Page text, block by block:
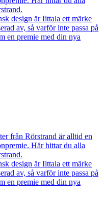
design är Iittala ett märke
av, så varför inte passa på
en premie med din nya
från Rörstrand är alltid en
Här hittar du alla
design är Iittala ett märke
av, så varför inte passa på
en premie med din nya